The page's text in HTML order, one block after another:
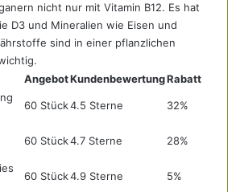
nicht nur mit Vitamin B12. Es hat
D3 und Mineralien wie Eisen und
sind in einer pflanzlichen
AngebotKundenbewertungRabatt
60 Stück4.5 Sterne 32%
60 Stück4.7 Sterne 28%
60 Stück4.9 Sterne 5%